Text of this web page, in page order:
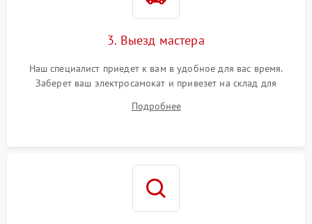
3. Выезд мастера
Наш специалист приедет к вам в удобное для вас время.
Заберет ваш электросамокат и привезет на склад для
Подробнее